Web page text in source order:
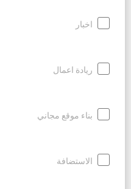
اخبار
ريادة اعمال
بناء موقع مجاني
الاستضافة